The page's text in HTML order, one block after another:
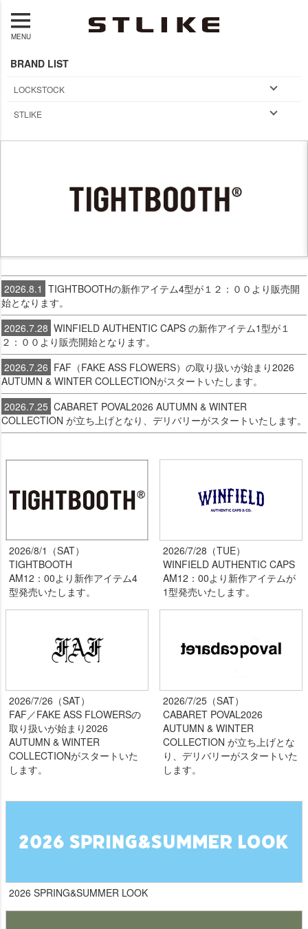
MENU
BRAND LIST
LOCKSTOCK
STLIKE
2026.8.1 TIGHTBOOTHの新作アイテム4型が１２：００より販売開
始となります。
2026.7.28 WINFIELD AUTHENTIC CAPS の新作アイテム1型が１
２：００より販売開始となります。
2026.7.26 FAF（FAKE ASS FLOWERS）の取り扱いが始まり2026
AUTUMN & WINTER COLLECTIONがスタートいたします。
2026.7.25 CABARET POVAL2026 AUTUMN & WINTER
COLLECTION が立ち上げとなり、デリバリーがスタートいたします。
2026/8/1（SAT）
TIGHTBOOTH
AM12：00より新作アイテム4
型発売いたします。
2026/7/28（TUE）
WINFIELD AUTHENTIC CAPS
AM12：00より新作アイテムが
1型発売いたします。
2026/7/26（SAT）
FAF／FAKE ASS FLOWERSの
取り扱いが始まり2026
AUTUMN & WINTER
COLLECTIONがスタートいた
します。
2026/7/25（SAT）
CABARET POVAL2026
AUTUMN & WINTER
COLLECTION が立ち上げとな
り、デリバリーがスタートいた
します。
2026 SPRING&SUMMER LOOK